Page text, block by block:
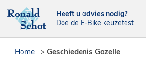
Heeft u advies nodig?
Doe de E-Bike keuzetest
Fietsen
Home > Geschiedenis Gazelle